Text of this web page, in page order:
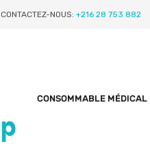
CONTACTEZ-NOUS: +216 28 753 882
CONSOMMABLE MÉDICAL